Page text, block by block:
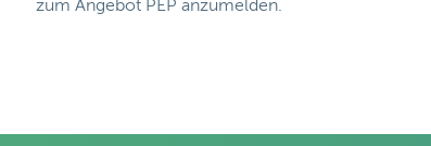
zum Angebot PEP anzumelden.